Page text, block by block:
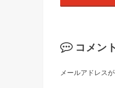
コメン
メールアドレス